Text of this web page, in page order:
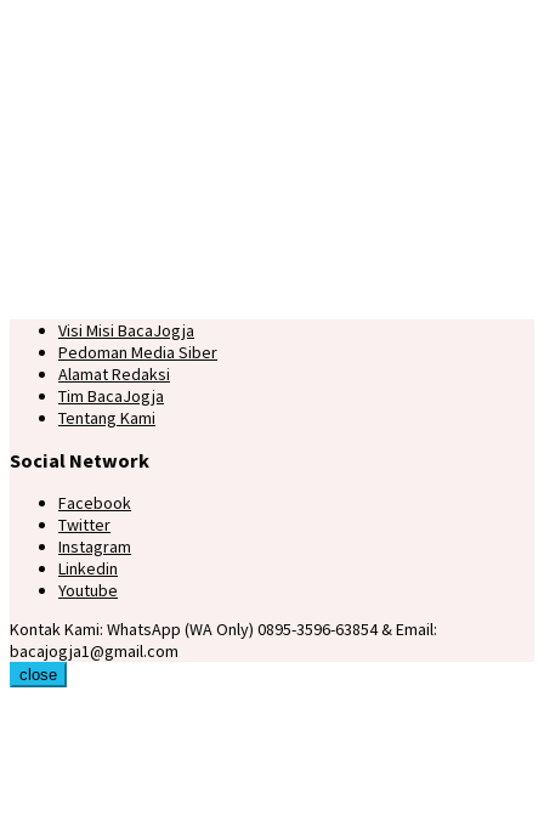
Visi Misi BacaJogja
Pedoman Media Siber
Alamat Redaksi
Tim BacaJogja
Tentang Kami
Social Network
Facebook
Twitter
Instagram
Linkedin
Youtube
Kontak Kami: WhatsApp (WA Only) 0895-3596-63854 & Email:
bacajogja1@gmail.com
close